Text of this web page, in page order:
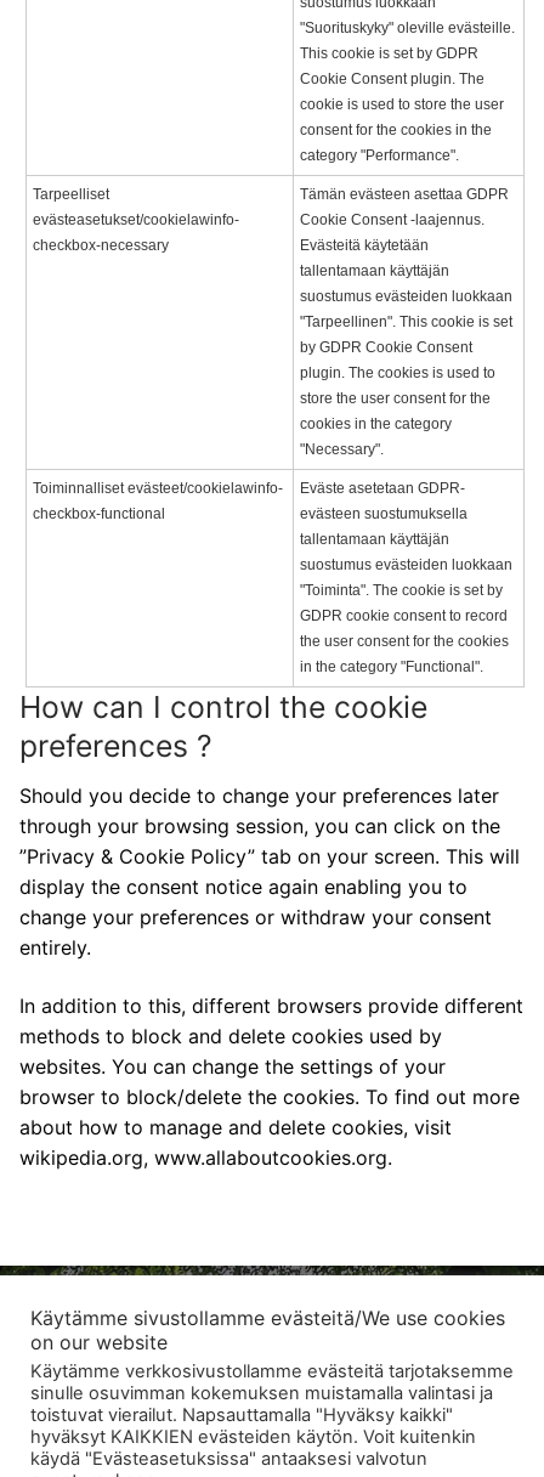
"Suorituskyky" oleville evästeille.
This cookie is set by GDPR
Cookie Consent plugin. The
cookie is used to store the user
consent for the cookies in the
category "Performance".
Tarpeelliset
evästeasetukset/cookielawinfo-
checkbox-necessary
Tämän evästeen asettaa GDPR
Cookie Consent -laajennus.
Evästeitä käytetään
tallentamaan käyttäjän
suostumus evästeiden luokkaan
"Tarpeellinen". This cookie is set
by GDPR Cookie Consent
plugin. The cookies is used to
store the user consent for the
cookies in the category
"Necessary".
Toiminnalliset evästeet/cookielawinfo-
checkbox-functional
Eväste asetetaan GDPR-
evästeen suostumuksella
tallentamaan käyttäjän
suostumus evästeiden luokkaan
"Toiminta". The cookie is set by
GDPR cookie consent to record
the user consent for the cookies
in the category "Functional".
How can I control the cookie
preferences ?
Should you decide to change your preferences later
through your browsing session, you can click on the
”Privacy & Cookie Policy” tab on your screen. This will
display the consent notice again enabling you to
change your preferences or withdraw your consent
entirely.
In addition to this, different browsers provide different
methods to block and delete cookies used by
websites. You can change the settings of your
browser to block/delete the cookies. To find out more
about how to manage and delete cookies, visit
wikipedia.org, www.allaboutcookies.org.
Arbro Harvesters by Powerforest Ltd
Varikkotie 89
40800 Vaajakoski
p.040-867 6547
Käytämme sivustollamme evästeitä/We use cookies
on our website
Käytämme verkkosivustollamme evästeitä tarjotaksemme
sinulle osuvimman kokemuksen muistamalla valintasi ja
toistuvat vierailut. Napsauttamalla "Hyväksy kaikki"
hyväksyt KAIKKIEN evästeiden käytön. Voit kuitenkin
käydä "Evästeasetuksissa" antaaksesi valvotun